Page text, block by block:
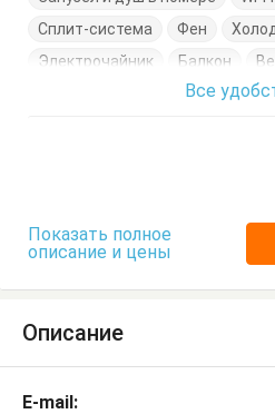
Сплит-система
Фен
Электрочайник
Балкон
Двухэтажная кровать
Все
Показать полное
описание и цены
Описание
E-mail: